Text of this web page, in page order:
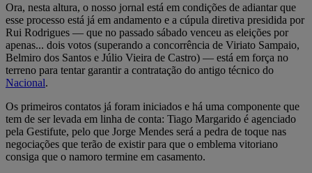
Ora, nesta altura, o nosso jornal está em condições de adiantar que
esse processo está já em andamento e a cúpula diretiva presidida por
Rui Rodrigues — que no passado sábado venceu as eleições por
apenas... dois votos (superando a concorrência de Viriato Sampaio,
Belmiro dos Santos e Júlio Vieira de Castro) — está em força no
terreno para tentar garantir a contratação do antigo técnico do
Nacional.
Os primeiros contatos já foram iniciados e há uma componente que
tem de ser levada em linha de conta: Tiago Margarido é agenciado
pela Gestifute, pelo que Jorge Mendes será a pedra de toque nas
negociações que terão de existir para que o emblema vitoriano
consiga que o namoro termine em casamento.